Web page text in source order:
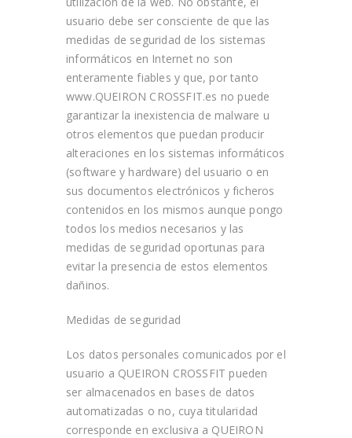
usuario debe ser consciente de que las
medidas de seguridad de los sistemas
informáticos en Internet no son
enteramente fiables y que, por tanto
www.QUEIRON CROSSFIT.es no puede
garantizar la inexistencia de malware u
otros elementos que puedan producir
alteraciones en los sistemas informáticos
(software y hardware) del usuario o en
sus documentos electrónicos y ficheros
contenidos en los mismos aunque pongo
todos los medios necesarios y las
medidas de seguridad oportunas para
evitar la presencia de estos elementos
dañinos.
Medidas de seguridad
Los datos personales comunicados por el
usuario a QUEIRON CROSSFIT pueden
ser almacenados en bases de datos
automatizadas o no, cuya titularidad
corresponde en exclusiva a QUEIRON